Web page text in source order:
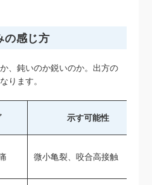
の感じ方
、鈍いのか鋭いのか。出方の
ります。
示す可能性
微小亀裂、咬合高接触